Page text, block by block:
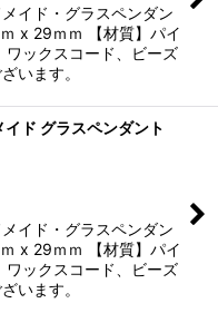
イド・グラスペンダン
x 29ｍｍ 【材質】パイ
ワックスコード、ビーズ
います。
イド グラスペンダント
イド・グラスペンダン
x 29ｍｍ 【材質】パイ
ワックスコード、ビーズ
います。